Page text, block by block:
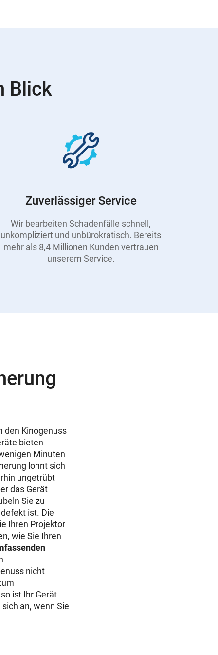
Blick
Zuverlässiger Service
Wir bearbeiten Schadenfälle schnell,
unkompliziert und unbürokratisch. Bereits
mehr als 8,4 Millionen Kunden vertrauen
unserem Service.
den Kinogenuss
bieten
Minuten
lohnt sich
ungetrübt
das Gerät
Sie zu
ist. Die
Ihren Projektor
wie Sie Ihren
nicht
ist Ihr Gerät
an, wenn Sie